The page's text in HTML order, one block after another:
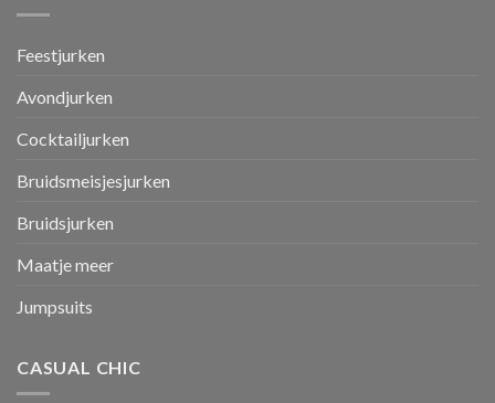
Feestjurken
Avondjurken
Cocktailjurken
Bruidsmeisjesjurken
Bruidsjurken
Maatje meer
Jumpsuits
CASUAL CHIC